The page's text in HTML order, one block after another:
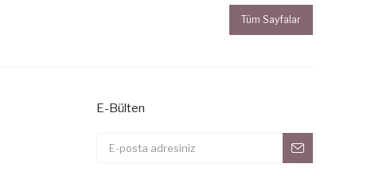
Tüm Sayfalar
E-Bülten